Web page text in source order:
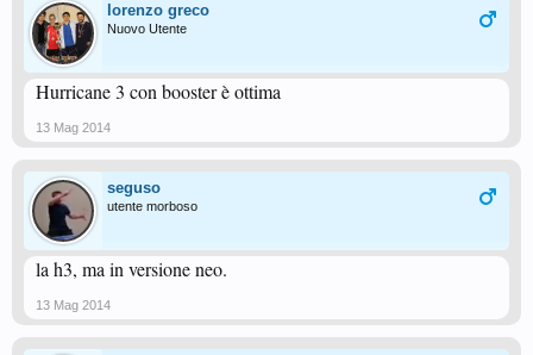
lorenzo greco
Nuovo Utente
Hurricane 3 con booster è ottima
13 Mag 2014
seguso
utente morboso
la h3, ma in versione neo.
13 Mag 2014